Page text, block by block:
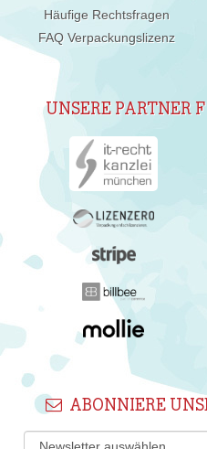
Häufige Rechtsfragen
FAQ Verpackungslizenz
UNSERE PARTNER
ABONNIERE